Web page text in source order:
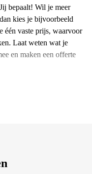
bepaalt! Wil je meer
kies je bijvoorbeeld
één vaste prijs, waarvoor
Laat weten wat je
en maken een offerte